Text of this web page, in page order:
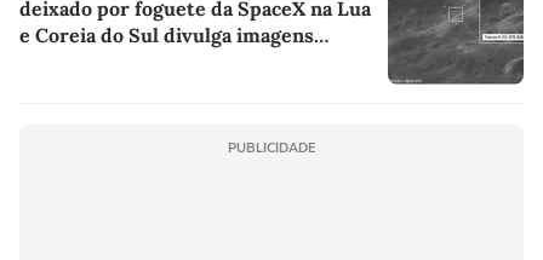
deixado por foguete da SpaceX na Lua
e Coreia do Sul divulga imagens
PUBLICIDADE